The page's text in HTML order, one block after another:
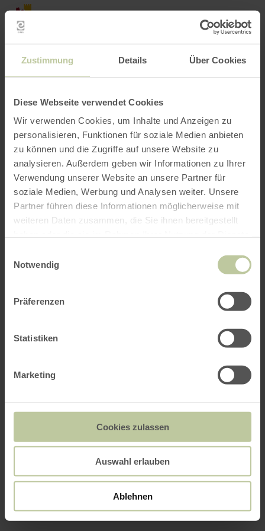
Zustimmung Details Über Cookies
Diese Webseite verwendet Cookies
Wir verwenden Cookies, um Inhalte und Anzeigen zu
personalisieren, Funktionen für soziale Medien anbieten
zu können und die Zugriffe auf unsere Website zu
analysieren. Außerdem geben wir Informationen zu Ihrer
Verwendung unserer Website an unsere Partner für
soziale Medien, Werbung und Analysen weiter. Unsere
Partner führen diese Informationen möglicherweise mit
weiteren Daten zusammen, die Sie ihnen bereitgestellt
Notwendig
Präferenzen
Statistiken
Marketing
Cookies zulassen
Auswahl erlauben
Ablehnen
Ga naar de hoofdinhoud
Ga naar de zoekfunctie
Ga naar de hoofdnavigatie
Ga naar de voettekst
Terug
startpagina
ZOEKEN MENU
Het onderstaande vrijetijdsaanbod is door de
aanbieder Touristik GmbH Gerolsteiner Land op
aanbieder Touristik GmbH Gerolsteiner Land is
als enige verantwoordelijk voor de inhoud.